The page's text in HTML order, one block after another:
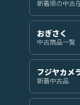
新着順の中古
おぎさく
中古商品一覧
フジヤカメ
新着中古品